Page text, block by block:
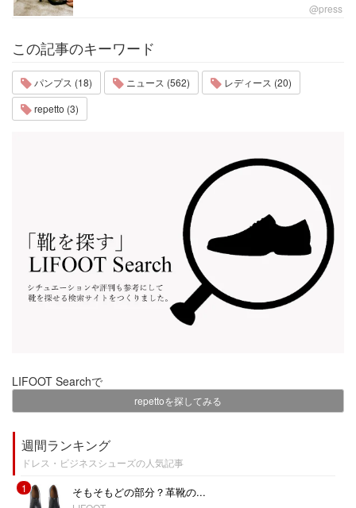
@press
この記事のキーワード
パンプス (18) ニュース (562)
レディース (20)
repetto (3)
LIFOOT Searchで
repettoを探してみる
週間ランキング
ドレス・ビジネスシューズの人気記事
1
そもそもどの部分？革靴の...